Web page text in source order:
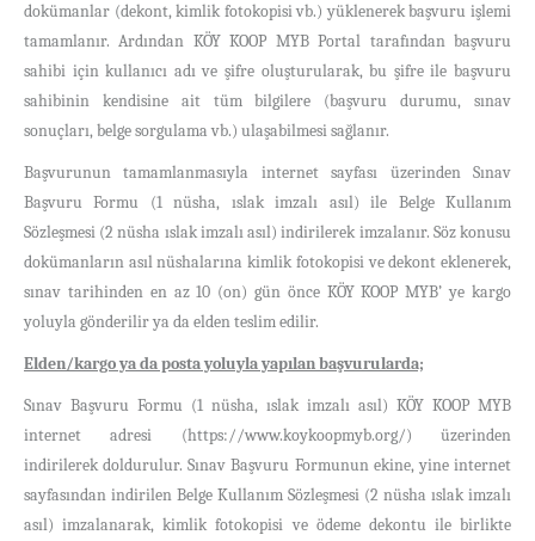
dokümanlar (dekont, kimlik fotokopisi vb.) yüklenerek başvuru işlemi
tamamlanır. Ardından KÖY KOOP MYB Portal tarafından başvuru
sahibi için kullanıcı adı ve şifre oluşturularak, bu şifre ile başvuru
sahibinin kendisine ait tüm bilgilere (başvuru durumu, sınav
sonuçları, belge sorgulama vb.) ulaşabilmesi sağlanır.
Başvurunun tamamlanmasıyla internet sayfası üzerinden Sınav
Başvuru Formu (1 nüsha, ıslak imzalı asıl) ile Belge Kullanım
Sözleşmesi (2 nüsha ıslak imzalı asıl) indirilerek imzalanır. Söz konusu
dokümanların asıl nüshalarına kimlik fotokopisi ve dekont eklenerek,
sınav tarihinden en az 10 (on) gün önce KÖY KOOP MYB’ ye kargo
yoluyla gönderilir ya da elden teslim edilir.
Elden/kargo ya da posta yoluyla yapılan başvurularda;
Sınav Başvuru Formu (1 nüsha, ıslak imzalı asıl) KÖY KOOP MYB
internet adresi (https://www.koykoopmyb.org/) üzerinden
indirilerek doldurulur. Sınav Başvuru Formunun ekine, yine internet
sayfasından indirilen Belge Kullanım Sözleşmesi (2 nüsha ıslak imzalı
asıl) imzalanarak, kimlik fotokopisi ve ödeme dekontu ile birlikte